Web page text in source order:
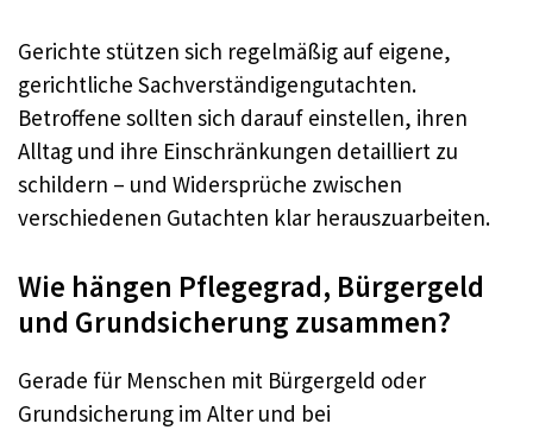
Gerichte stützen sich regelmäßig auf eigene,
gerichtliche Sachverständigengutachten.
Betroffene sollten sich darauf einstellen, ihren
Alltag und ihre Einschränkungen detailliert zu
schildern – und Widersprüche zwischen
verschiedenen Gutachten klar herauszuarbeiten.
Wie hängen Pflegegrad, Bürgergeld
und Grundsicherung zusammen?
Gerade für Menschen mit Bürgergeld oder
Grundsicherung im Alter und bei